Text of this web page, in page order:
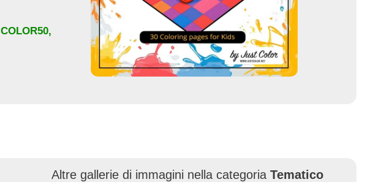
COLOR50,
Altre gallerie di immagini nella categoriaTematico